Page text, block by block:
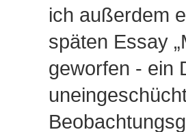
ich außerdem
späten Essay
geworfen - ein